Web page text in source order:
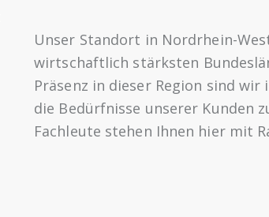
Unser Standort in Nordrhein-
wirtschaftlich stärksten
Präsenz in dieser Region sind
die Bedürfnisse unserer Kunden
Fachleute stehen Ihnen hier mit